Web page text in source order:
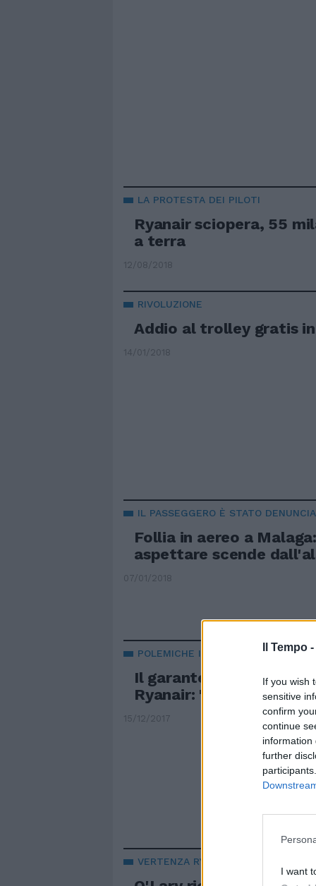
Il Tempo -
If you wish
sensitive
confirm
continue
information
further
I want
LA PROTESTA DEI PILOTI
Ryanair sciopera, 55
a terra
12/08/2018
RIVOLUZIONE
Addio al trolley gratis
14/01/2018
IL PASSEGGERO È STATO
Follia in aereo a
aspettare scende
07/01/2018
POLEMICHE IN ARIA
Il garante degli
Ryanair: "Mentalità
15/12/2017
VERTENZA RYANAIR